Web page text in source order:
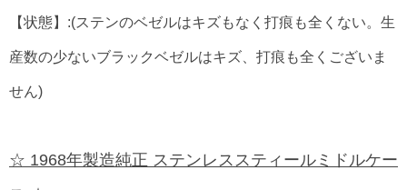
【状態】:(ステンのベゼルはキズもなく打痕も全くない。生
産数の少ないブラックベゼルはキズ、打痕も全くございま
せん)
☆ 1968年製造純正 ステンレススティールミドルケー